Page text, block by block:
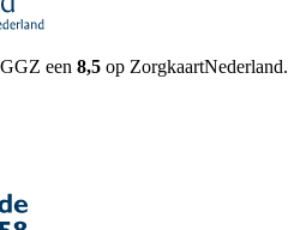
een 8,5 op ZorgkaartNederland.